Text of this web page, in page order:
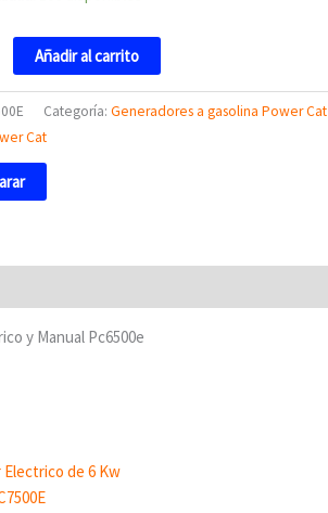
Añadir al carrito
Categoría: Generadores a gasolina Power Cat
Cat
y Manual Pc6500e